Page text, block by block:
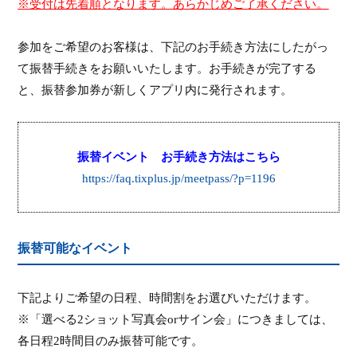
※受付は先着順となります。あらかじめご了承ください。
参加をご希望のお客様は、下記のお手続き方法にしたがっ
て振替手続きをお願いいたします。お手続きが完了する
と、振替参加券が新しくアプリ内に発行されます。
振替イベント お手続き方法はこちら
https://faq.tixplus.jp/meetpass/?p=1196
振替可能なイベント
下記よりご希望の日程、時間割をお選びいただけます。
※「選べる2ショット写真会orサイン会」につきましては、
各日程2時間目のみ振替可能です。